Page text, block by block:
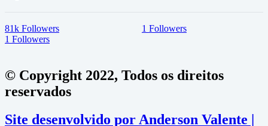
81k Followers 1 Followers
1 Followers
© Copyright 2022, Todos os direitos
reservados
Site desenvolvido por Anderson Valente |